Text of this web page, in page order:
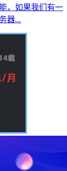
，如果我们有一
器...